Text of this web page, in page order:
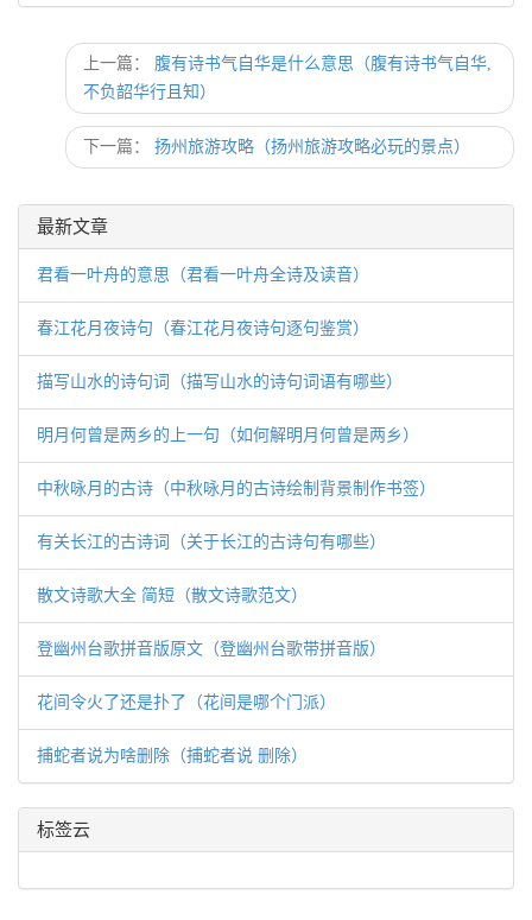
上一篇：
腹有诗书气自华是什么意思（腹有诗书气自华,
不负韶华行且知）
下一篇： 扬州旅游攻略（扬州旅游攻略必玩的景点）
最新文章
君看一叶舟的意思（君看一叶舟全诗及读音）
春江花月夜诗句（春江花月夜诗句逐句鉴赏）
描写山水的诗句词（描写山水的诗句词语有哪些）
明月何曾是两乡的上一句（如何解明月何曾是两乡）
中秋咏月的古诗（中秋咏月的古诗绘制背景制作书签）
有关长江的古诗词（关于长江的古诗句有哪些）
散文诗歌大全 简短（散文诗歌范文）
登幽州台歌拼音版原文（登幽州台歌带拼音版）
花间令火了还是扑了（花间是哪个门派）
捕蛇者说为啥删除（捕蛇者说 删除）
标签云